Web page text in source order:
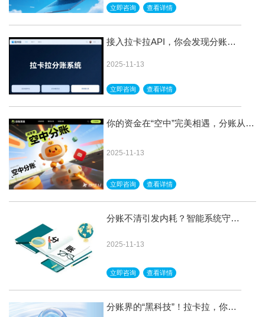
立即咨询 查看详情
接入拉卡拉API，你会发现分账搭
2025-11-13
立即咨询 查看详情
你的资金在“空中”完美相遇，分账从此
2025-11-13
立即咨询 查看详情
分账不清引发内耗？智能系统守护
2025-11-13
立即咨询 查看详情
分账界的“黑科技”！拉卡拉，你是